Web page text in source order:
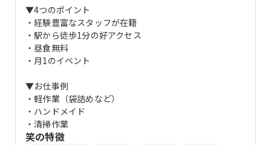
▼4つのポイント
・経験豊富なスタッフが在籍
・駅から徒歩1分の好アクセス
・昼食無料
・月1のイベント
▼お仕事例
・軽作業（袋詰めなど）
・ハンドメイド
・清掃作業
笑の特徴